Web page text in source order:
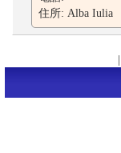
住所: Alba Iulia
|